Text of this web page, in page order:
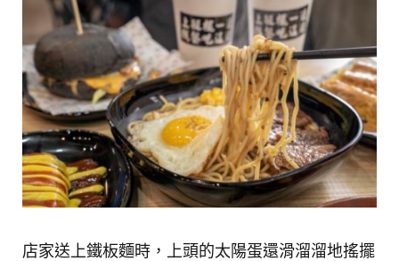
店家送上鐵板麵時，上頭的太陽蛋還滑溜溜地搖擺